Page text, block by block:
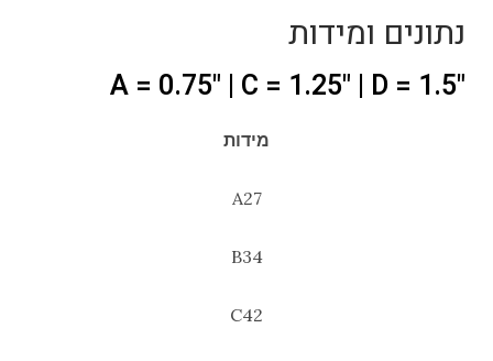
נתונים ומידות
"A = 0.75" | C = 1.25" | D = 1.5
מידות
A27
B34
C42